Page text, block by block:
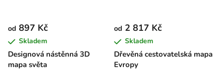
Designová nástěnná 3D
mapa světa
od 897 Kč
Skladem
Dřevěná cestovatelská mapa
Evropy
od 2 817 Kč
Skladem